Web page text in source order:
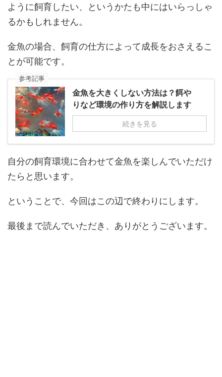
ように飼育したい、というかたも中にはいらっしゃ
るかもしれません。
金魚の場合、飼育の仕方によって成長をおさえるこ
とが可能です。
参考記事
金魚を大きくしない方法は？餌や
りなど環境の作り方を解説します
続きを見る
自分の飼育環境に合わせて金魚を楽しんでいただけ
たらと思います。
ということで、今回はこの辺で終わりにします。
最後まで読んでいただき、ありがとうございます。